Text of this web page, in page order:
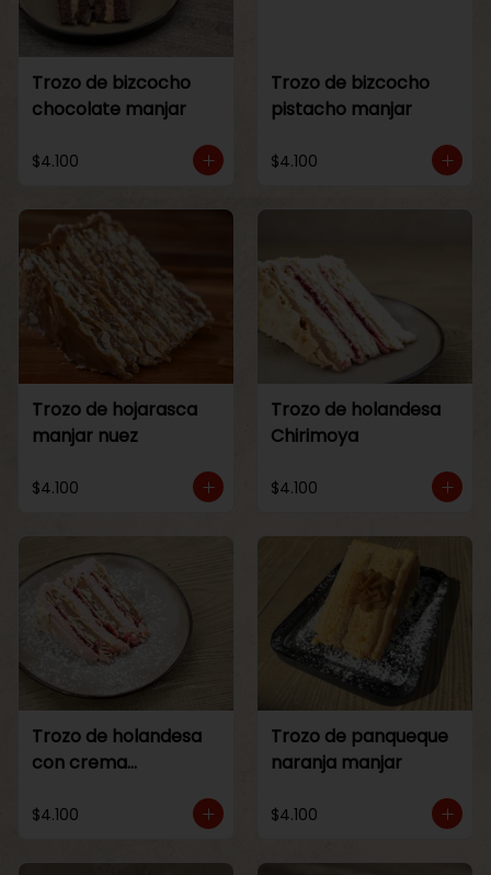
Trozo de bizcocho
chocolate manjar
$4.100
Trozo de bizcocho
pistacho manjar
$4.100
Trozo de hojarasca
manjar nuez
$4.100
Trozo de holandesa
Chirimoya
$4.100
Trozo de holandesa
con crema
$4.100
Trozo de panqueque
naranja manjar
$4.100